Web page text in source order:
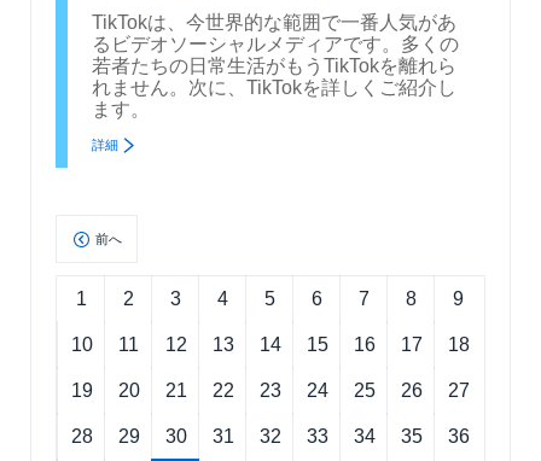
TikTokは、今世界的な範囲で一番人気があ
るビデオソーシャルメディアです。多くの
若者たちの日常生活がもうTikTokを離れら
れません。次に、TikTokを詳しくご紹介し
ます。
詳細
前へ
1 2 3 4 5 6 7 8 9
10 11 12 13 14 15 16 17 18
19 20 21 22 23 24 25 26 27
28 29 30 31 32 33 34 35 36